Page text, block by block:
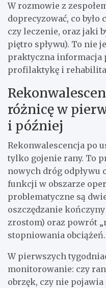
W rozmowie z
doprecyzować, co było
czy leczenie, oraz jaki
piętro spływu). To nie
praktyczna informacja
profilaktykę i
różnicę w
i później
Rekonwalescencja po
tylko gojenie rany. To
nowych dróg odpływu
funkcji w obszarze
problematyczne są
oszczędzanie
zrostom) oraz powrót
stopniowania obciążeń.
W pierwszych
monitorowanie: czy
obrzęk, czy nie